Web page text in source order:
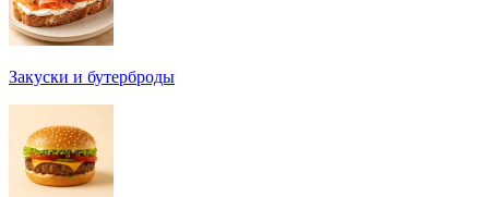
Закуски и бутерброды